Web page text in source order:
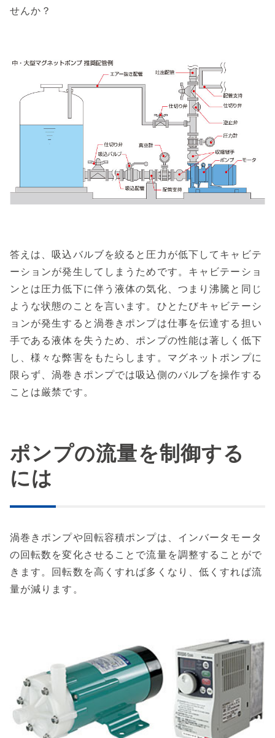
せんか？
答えは、吸込バルブを絞ると圧力が低下してキャビテ
ーションが発生してしまうためです。キャビテーショ
ンとは圧力低下に伴う液体の気化、つまり沸騰と同じ
ような状態のことを言います。ひとたびキャビテーシ
ョンが発生すると渦巻きポンプは仕事を伝達する担い
手である液体を失うため、ポンプの性能は著しく低下
し、様々な弊害をもたらします。マグネットポンプに
限らず、渦巻きポンプでは吸込側のバルブを操作する
ことは厳禁です。
ポンプの流量を制御する
には
渦巻きポンプや回転容積ポンプは、インバータモータ
の回転数を変化させることで流量を調整することがで
きます。回転数を高くすれば多くなり、低くすれば流
量が減ります。